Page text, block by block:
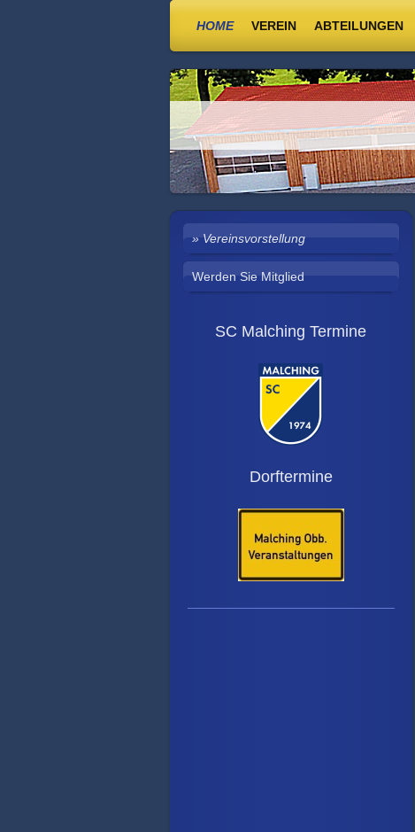
HOME VEREIN ABTEILUNGEN
Vereinsvorstellung
Werden Sie Mitglied
SC Malching Termine
Dorftermine